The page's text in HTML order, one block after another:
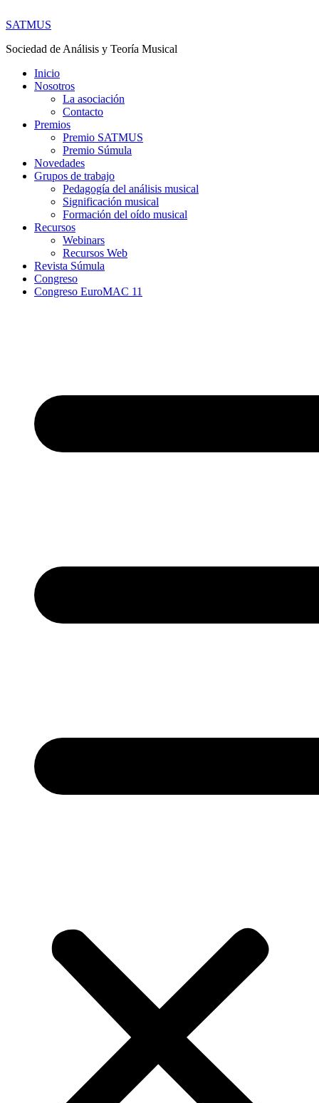
SATMUS
Sociedad de Análisis y Teoría Musical
Inicio
Nosotros
La asociación
Contacto
Premios
Premio SATMUS
Premio Súmula
Novedades
Grupos de trabajo
Pedagogía del análisis musical
Significación musical
Formación del oído musical
Recursos
Webinars
Recursos Web
Revista Súmula
Congreso
Congreso EuroMAC 11